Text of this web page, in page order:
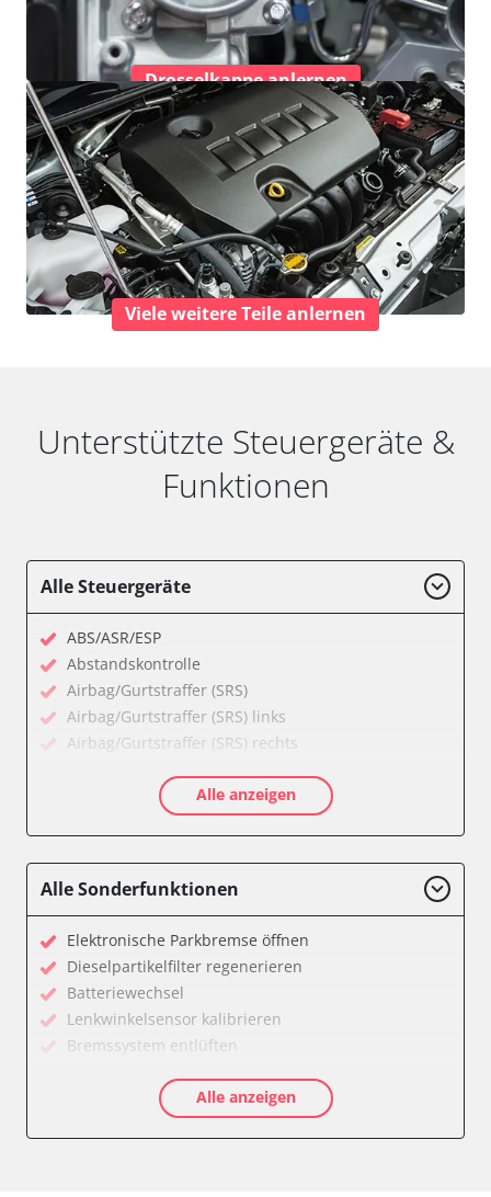
Drosselkappe anlernen
Viele weitere Teile anlernen
Unterstützte Steuergeräte &
Funktionen
Alle Steuergeräte
ABS/ASR/ESP
Abstandskontrolle
Airbag/Gurtstraffer (SRS)
Airbag/Gurtstraffer (SRS) links
Airbag/Gurtstraffer (SRS) rechts
Allradelektronik
Anhängersteuergerät
Diagnoseschnittstelle (EOBD/OBDII)
Einparkhilfe
Einparkhilfe Lenkhilfe
Einstiegshilfe Beifahrer
Einstiegshilfe Fahrer
Fahrererkennung
Fahrtrichtungskamera
Fernlichtassistent
Alle anzeigen
Alle Sonderfunktionen
Elektronische Parkbremse öffnen
Dieselpartikelfilter regenerieren
Batteriewechsel
Lenkwinkelsensor kalibrieren
Bremssystem entlüften
AGR Ventil anlernen
Luftmassenmesser anlernen
Alle anzeigen